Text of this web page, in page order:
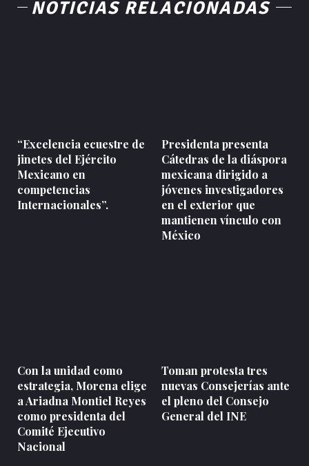
NOTICIAS RELACIONADAS
“Excelencia ecuestre de
jinetes del Ejército
Mexicano en
competencias
Internacionales”.
Presidenta presenta
Cátedras de la diáspora
mexicana dirigido a
jóvenes investigadores
en el exterior que
mantienen vínculo con
México
Con la unidad como
estrategia, Morena elige
a Ariadna Montiel Reyes
como presidenta del
Comité Ejecutivo
Nacional
Toman protesta tres
nuevas Consejerías ante
el pleno del Consejo
General del INE